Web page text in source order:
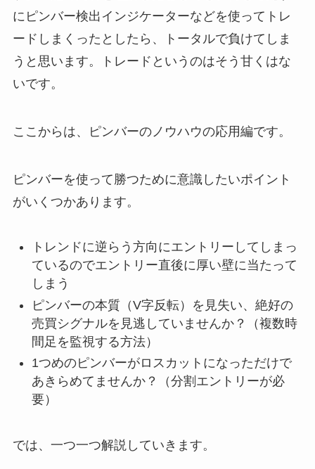
にピンバー検出インジケーターなどを使ってトレ
ードしまくったとしたら、トータルで負けてしま
うと思います。トレードというのはそう甘くはな
いです。
ここからは、ピンバーのノウハウの応用編です。
ピンバーを使って勝つために意識したいポイント
がいくつかあります。
トレンドに逆らう方向にエントリーしてしまっ
ているのでエントリー直後に厚い壁に当たって
しまう
ピンバーの本質（V字反転）を見失い、絶好の
売買シグナルを見逃していませんか？（複数時
間足を監視する方法）
1つめのピンバーがロスカットになっただけで
あきらめてませんか？（分割エントリーが必
要）
では、一つ一つ解説していきます。